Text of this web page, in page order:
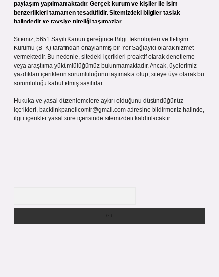
paylaşım yapılmamaktadır. Gerçek kurum ve kişiler ile isim
benzerlikleri tamamen tesadüfidir. Sitemizdeki bilgiler taslak
halindedir ve tavsiye niteliği taşımazlar.
Sitemiz, 5651 Sayılı Kanun gereğince Bilgi Teknolojileri ve İletişim
Kurumu (BTK) tarafından onaylanmış bir Yer Sağlayıcı olarak hizmet
vermektedir. Bu nedenle, sitedeki içerikleri proaktif olarak denetleme
veya araştırma yükümlülüğümüz bulunmamaktadır. Ancak, üyelerimiz
yazdıkları içeriklerin sorumluluğunu taşımakta olup, siteye üye olarak bu
sorumluluğu kabul etmiş sayılırlar.
Hukuka ve yasal düzenlemelere aykırı olduğunu düşündüğünüz
içerikleri, backlinkpanelicomtr@gmail.com adresine bildirmeniz halinde,
ilgili içerikler yasal süre içerisinde sitemizden kaldırılacaktır.